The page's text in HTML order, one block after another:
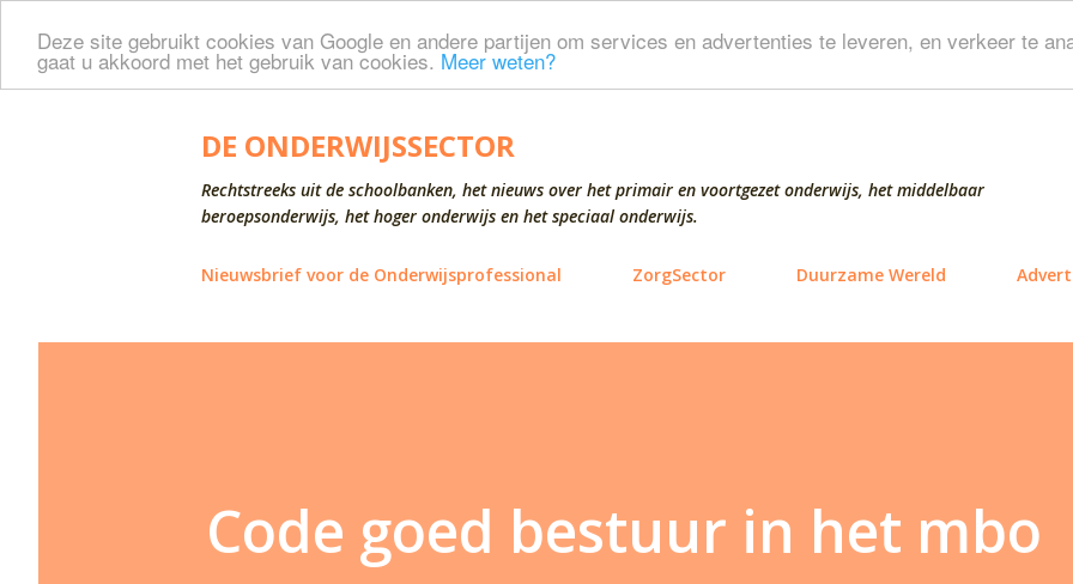
Deze site gebruikt cookies van Google en andere partijen om services en advertenties te leveren, en verkeer te
gaat u akkoord met het gebruik van cookies. Meer weten?
Doorgaan naar hoofdcontent
DE ONDERWIJSSECTOR
Rechtstreeks uit de schoolbanken, het nieuws over het primair en voortgezet onderwijs, het middelbaar
beroepsonderwijs, het hoger onderwijs en het speciaal onderwijs.
Nieuwsbrief voor de Onderwijsprofessional ZorgSector Duurzame Wereld
Code goed bestuur in het mbo